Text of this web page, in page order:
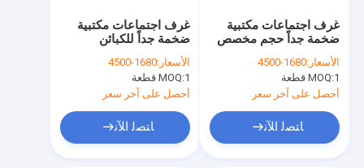
غرف اجتماعات مكتبية
ضخمة جداً للكبائن
الصامتة مساحة كافية
مخصصة
الأسعار:1680-4500
MOQ:1 قطعة
أحصل على آخر سعر
ﺎﺘﺼﻟ ﺍﻶﻧ
غرف اجتماعات مكتبية
ضخمة جداً حجم مخصص
لوحة فولاذية قوية
الأسعار:1680-4500
MOQ:1 قطعة
أحصل على آخر سعر
ﺎﺘﺼﻟ ﺍﻶﻧ